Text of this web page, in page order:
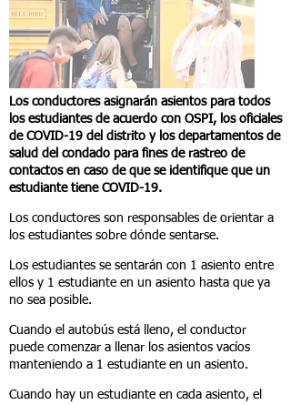
Los conductores asignarán asientos para todos
los estudiantes de acuerdo con OSPI, los oficiales
de COVID-19 del distrito y los departamentos de
salud del condado para fines de rastreo de
contactos en caso de que se identifique que un
estudiante tiene COVID-19.
Los conductores son responsables de orientar a
los estudiantes sobre dónde sentarse.
Los estudiantes se sentarán con 1 asiento entre
ellos y 1 estudiante en un asiento hasta que ya
no sea posible.
Cuando el autobús está lleno, el conductor
puede comenzar a llenar los asientos vacíos
manteniendo a 1 estudiante en un asiento.
Cuando hay un estudiante en cada asiento, el